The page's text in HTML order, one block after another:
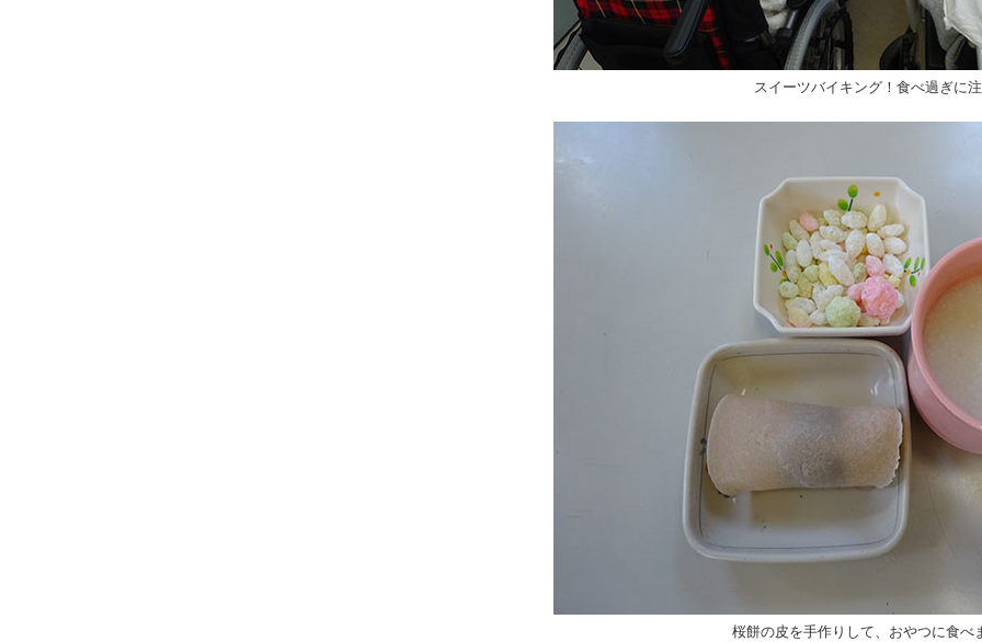
スイーツバイキング！食べ過ぎに
桜餅の皮を手作りして、おやつに食べ